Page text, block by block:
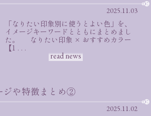
2025.11.03
「なりたい印象別に使うとよい色」を、
イメージキーワードとともにまとめまし
た。 なりたい印象 × おすすめカラー
【1 . . .
read news
ジや特徴まとめ②
2025.11.02